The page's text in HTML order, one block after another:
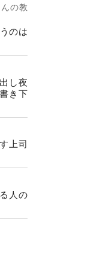
の教
のは
し夜
き下
上司
人の